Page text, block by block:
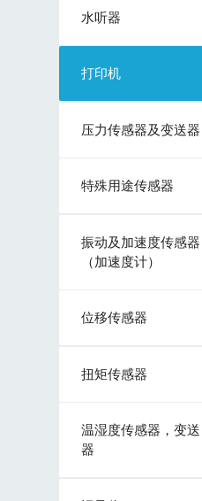
水听器
打印机
压力传感器及变送器
特殊用途传感器
振动及加速度传感器
（加速度计）
位移传感器
扭矩传感器
温湿度传感器，变送
器